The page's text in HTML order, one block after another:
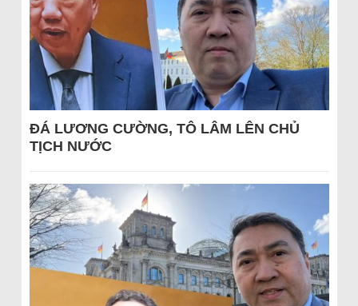
ĐÁ LƯƠNG CƯỜNG, TÔ LÂM LÊN CHỦ
TỊCH NƯỚC